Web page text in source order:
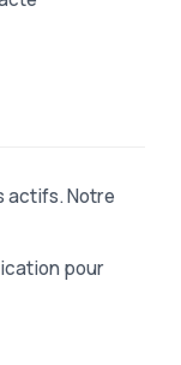
actifs. Notre
pour